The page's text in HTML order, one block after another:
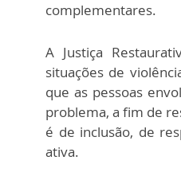
complementares.
A Justiça
situações de
que as pessoas
problema, a fim de
é de inclusão, de
ativa.